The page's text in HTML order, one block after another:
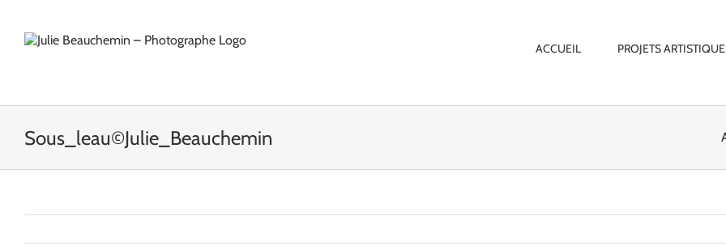
contenu
ACCUEIL PROJETS
Sous_leau©Julie_Beauchemin